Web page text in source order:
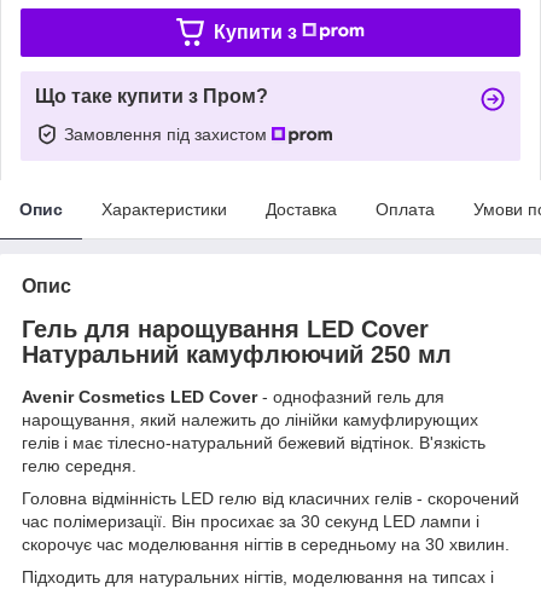
Купити з
Що таке купити з Пром?
Замовлення під захистом
Опис Характеристики Доставка Оплата Умови
Опис
Гель для нарощування LED Cover
Натуральний камуфлюючий 250 мл
Avenir Cosmetics LED Cover - однофазний гель для
нарощування, який належить до лінійки камуфлирующих
гелів і має тілесно-натуральний бежевий відтінок. В'язкість
гелю середня.
Головна відмінність LED гелю від класичних гелів - скорочений
час полімеризації. Він просихає за 30 секунд LED лампи і
скорочує час моделювання нігтів в середньому на 30 хвилин.
Підходить для натуральних нігтів, моделювання на типсах і